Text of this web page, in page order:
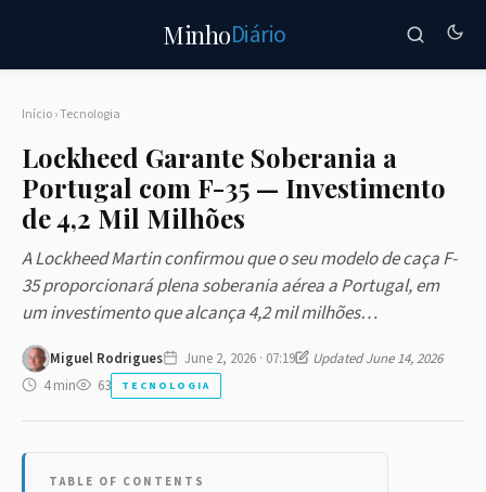
MinhoDiário
Início›Tecnologia
Lockheed Garante Soberania a
Portugal com F-35 — Investimento
de 4,2 Mil Milhões
A Lockheed Martin confirmou que o seu modelo de caça F-
35 proporcionará plena soberania aérea a Portugal, em
um investimento que alcança 4,2 mil milhões…
Miguel Rodrigues June 2, 2026 · 07:19
Updated June 14, 2026
4 min
63 TECNOLOGIA
TABLE OF CONTENTS